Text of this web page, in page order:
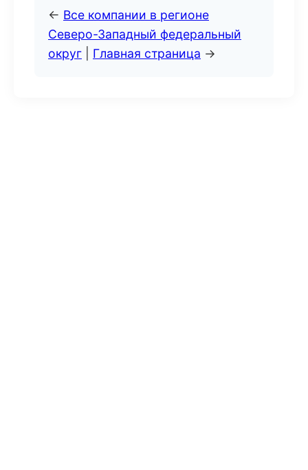
← Все компании в регионе
Северо-Западный федеральный
округ
Главная страница →